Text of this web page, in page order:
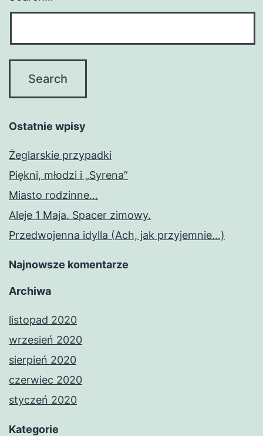
Ostatnie wpisy
Żeglarskie przypadki
Piękni, młodzi i „Syrena”
Miasto rodzinne…
Aleje 1 Maja. Spacer zimowy.
Przedwojenna idylla (Ach, jak przyjemnie…)
Najnowsze komentarze
Archiwa
listopad 2020
wrzesień 2020
sierpień 2020
czerwiec 2020
styczeń 2020
Kategorie